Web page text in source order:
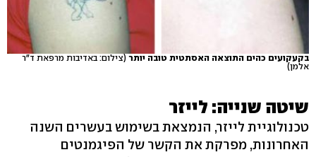
בקעקועים כהים התוצאה האסתטית טובה יותר (צילום: באדיבות מרפאת ד"ר
אלמן)
שיטה שנייה: לייזר
טכנולוגיית לייזר, הנמצאת בשימוש בעשרים השנה
האחרונות, מפרקת את הקשר של הפיגמנטים